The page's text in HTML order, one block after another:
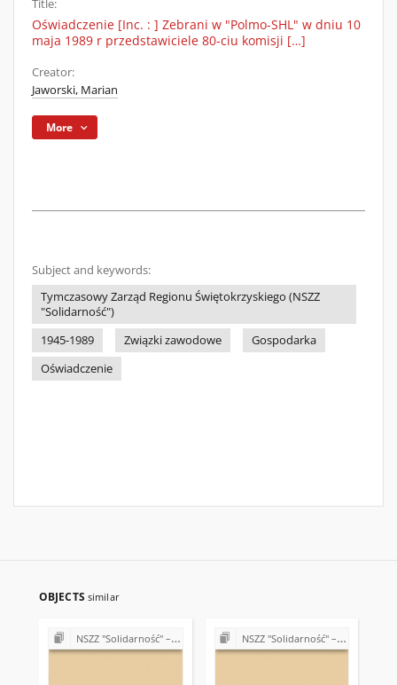
Title:
Oświadczenie [Inc. : ] Zebrani w "Polmo-SHL" w dniu 10
maja 1989 r przedstawiciele 80-ciu komisji […]
Creator:
Jaworski, Marian
More
Subject and keywords:
Tymczasowy Zarząd Regionu Świętokrzyskiego (NSZZ
"Solidarność")
1945-1989
Związki zawodowe
Gospodarka
Oświadczenie
OBJECTS similar
NSZZ "Solidarność" – różne Koła, Komisje i Delegatury w Regionie Świętokrzyskim (1989-1990) NSZZ "Solidarność" – różne Koła, Komisje i Delegatury w Regionie Świętokrzyskim (1989-1990)